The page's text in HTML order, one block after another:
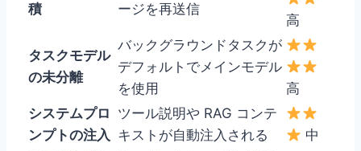
積
ージを再送信
高
タスクモデル
の未分離
バックグラウンドタスクが
デフォルトでメインモデル
を使用
高
システムプロ
ンプトの注入
ツール説明や RAG コンテ
キストが自動注入される
中